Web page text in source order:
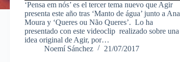
‘Pensa em nós’ es el tercer tema nuevo que Agir
presenta este año tras ‘Manto de água’ junto a Ana
Moura y ‘Queres ou Não Queres’. Lo ha
presentado con este videoclip realizado sobre una
idea original de Agir, por…
Noemí Sánchez
21/07/2017